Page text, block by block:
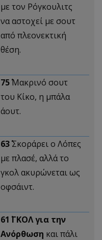
με τον Ρόγκουλιτς
να αστοχεί με σουτ
από πλεονεκτική
θέση.
75΄Μακρινό σουτ
του Κίκο, η μπάλα
άουτ.
63΄Σκοράρει ο Λόπες
με πλασέ, αλλά το
γκολ ακυρώνεται ως
οφσάιντ.
61΄ ΓΚΟΛ για την
Ανόρθωση και πάλι